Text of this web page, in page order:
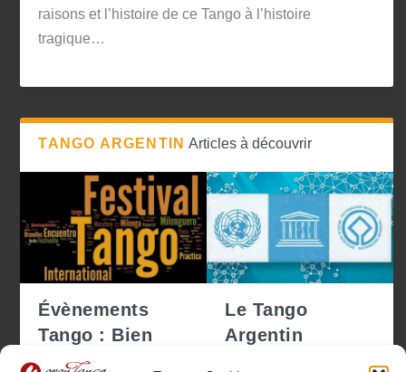
raisons et l’histoire de ce Tango à l’histoire
tragique…
TANGO ARGENTIN Articles à découvrir
Évènements
Tango : Bien
choisir pour ne
Le Tango
Argentin